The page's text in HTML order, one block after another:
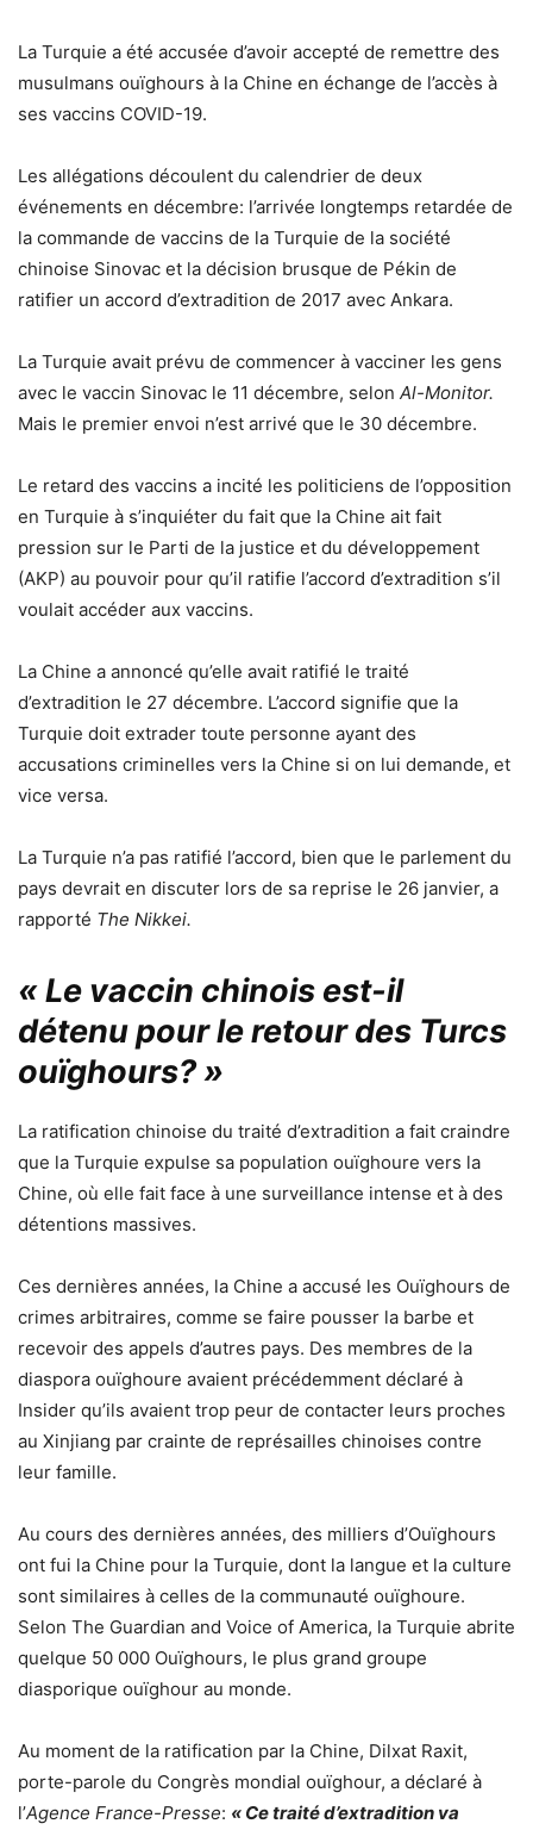
La Turquie a été accusée d’avoir accepté de remettre des
musulmans ouïghours à la Chine en échange de l’accès à
ses vaccins COVID-19.
Les allégations découlent du calendrier de deux
événements en décembre: l’arrivée longtemps retardée de
la commande de vaccins de la Turquie de la société
chinoise Sinovac et la décision brusque de Pékin de
ratifier un accord d’extradition de 2017 avec Ankara.
La Turquie avait prévu de commencer à vacciner les gens
avec le vaccin Sinovac le 11 décembre, selon Al-Monitor.
Mais le premier envoi n’est arrivé que le 30 décembre.
Le retard des vaccins a incité les politiciens de l’opposition
en Turquie à s’inquiéter du fait que la Chine ait fait
pression sur le Parti de la justice et du développement
(AKP) au pouvoir pour qu’il ratifie l’accord d’extradition s’il
voulait accéder aux vaccins.
La Chine a annoncé qu’elle avait ratifié le traité
d’extradition le 27 décembre. L’accord signifie que la
Turquie doit extrader toute personne ayant des
accusations criminelles vers la Chine si on lui demande, et
vice versa.
La Turquie n’a pas ratifié l’accord, bien que le parlement du
pays devrait en discuter lors de sa reprise le 26 janvier, a
rapporté The Nikkei.
« Le vaccin chinois est-il
détenu pour le retour des Turcs
ouïghours? »
La ratification chinoise du traité d’extradition a fait craindre
que la Turquie expulse sa population ouïghoure vers la
Chine, où elle fait face à une surveillance intense et à des
détentions massives.
Ces dernières années, la Chine a accusé les Ouïghours de
crimes arbitraires, comme se faire pousser la barbe et
recevoir des appels d’autres pays. Des membres de la
diaspora ouïghoure avaient précédemment déclaré à
Insider qu’ils avaient trop peur de contacter leurs proches
au Xinjiang par crainte de représailles chinoises contre
leur famille.
Au cours des dernières années, des milliers d’Ouïghours
ont fui la Chine pour la Turquie, dont la langue et la culture
sont similaires à celles de la communauté ouïghoure.
Selon The Guardian and Voice of America, la Turquie abrite
quelque 50 000 Ouïghours, le plus grand groupe
diasporique ouïghour au monde.
Au moment de la ratification par la Chine, Dilxat Raxit,
porte-parole du Congrès mondial ouïghour, a déclaré à
l’Agence France-Presse: « Ce traité d’extradition va